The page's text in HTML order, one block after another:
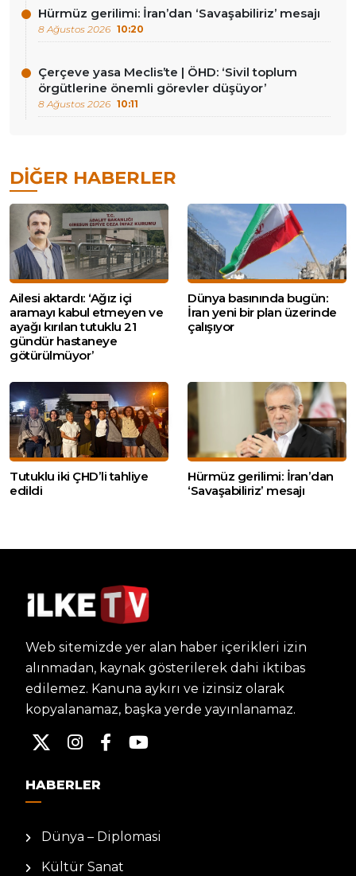
Hürmüz gerilimi: İran’dan ‘Savaşabiliriz’ mesajı
8 Ağustos 2026 10:20
Çerçeve yasa Meclis’te | ÖHD: ‘Sivil toplum
örgütlerine önemli görevler düşüyor’
8 Ağustos 2026 10:11
DIĞER HABERLER
Ailesi aktardı: ‘Ağız içi
aramayı kabul etmeyen ve
ayağı kırılan tutuklu 21
gündür hastaneye
götürülmüyor’
Dünya basınında bugün:
İran yeni bir plan üzerinde
çalışıyor
Tutuklu iki ÇHD’li tahliye
edildi
Hürmüz gerilimi: İran’dan
‘Savaşabiliriz’ mesajı
Web sitemizde yer alan haber içerikleri izin
alınmadan, kaynak gösterilerek dahi iktibas
edilemez. Kanuna aykırı ve izinsiz olarak
kopyalanamaz, başka yerde yayınlanamaz.
HABERLER
Dünya – Diplomasi
Kültür Sanat